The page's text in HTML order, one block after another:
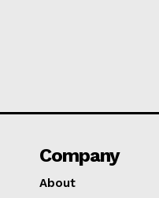
Company
About